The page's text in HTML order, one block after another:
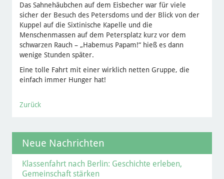
Das Sahnehäubchen auf dem Eisbecher war für viele
sicher der Besuch des Petersdoms und der Blick von der
Kuppel auf die Sixtinische Kapelle und die
Menschenmassen auf dem Petersplatz kurz vor dem
schwarzen Rauch – „Habemus Papam!“ hieß es dann
wenige Stunden später.
Eine tolle Fahrt mit einer wirklich netten Gruppe, die
einfach immer Hunger hat!
Zurück
Neue Nachrichten
Klassenfahrt nach Berlin: Geschichte erleben,
Gemeinschaft stärken